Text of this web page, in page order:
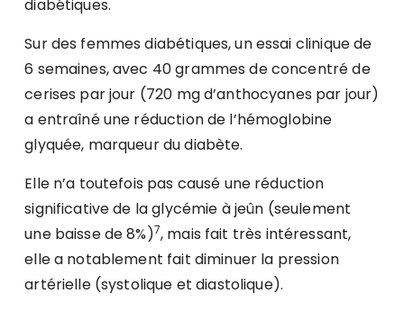
diabétiques.
Sur des femmes diabétiques, un essai clinique de
6 semaines, avec 40 grammes de concentré de
cerises par jour (720 mg d’anthocyanes par jour)
a entraîné une réduction de l’hémoglobine
glyquée, marqueur du diabète.
Elle n’a toutefois pas causé une réduction
significative de la glycémie à jeûn (seulement
une baisse de 8%)7, mais fait très intéressant,
elle a notablement fait diminuer la pression
artérielle (systolique et diastolique).